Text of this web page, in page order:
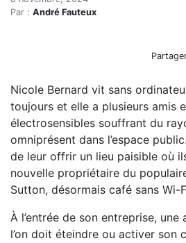
Articles
Un café sans Wi-Fi et
Par : André Fauteux
Nicole Bernard vit sans
toujours et elle a plusieurs amis
électrosensibles souffrant du
omniprésent dans l’espace
de leur offrir un lieu paisible où
nouvelle propriétaire du
Sutton, désormais café sans Wi-
À l’entrée de son entreprise,
l’on doit éteindre ou activer son